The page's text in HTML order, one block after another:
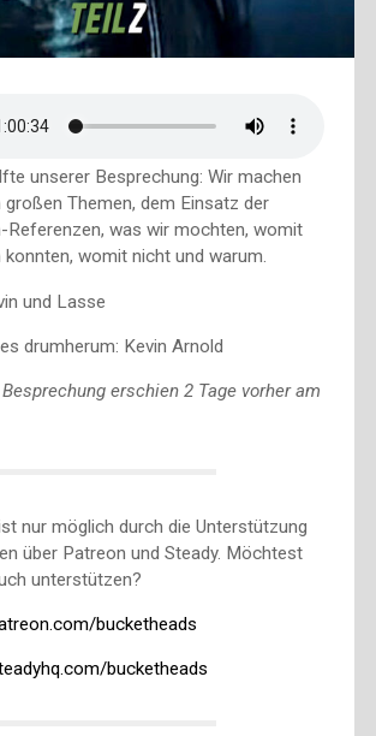
unserer Besprechung: Wir machen
Themen, dem Einsatz der
Referenzen, was wir mochten, womit
womit nicht und warum.
und Lasse
drumherum: Kevin Arnold
erschien 2 Tage vorher am
nur möglich durch die Unterstützung
über Patreon und Steady. Möchtest
unterstützen?
bucketheads
bucketheads